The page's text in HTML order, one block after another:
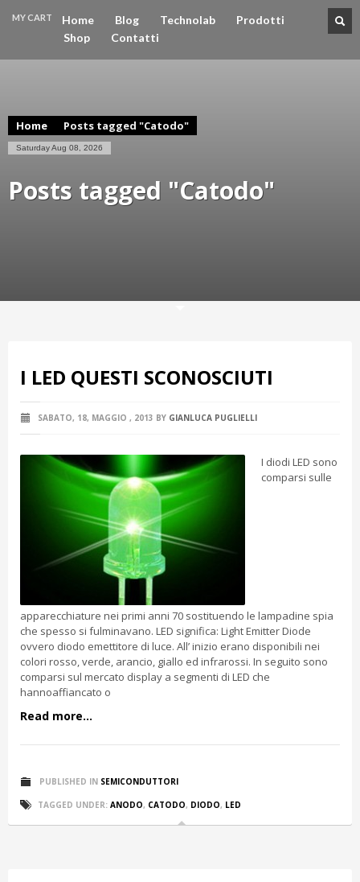
MY CART
€0 CHECKOUT
Home Blog Technolab
Prodotti
Shop
Contatti
Home Posts tagged "Catodo"
Saturday Aug 08, 2026
Posts tagged "Catodo"
I LED QUESTI SCONOSCIUTI
SABATO, 18, MAGGIO , 2013 BY GIANLUCA PUGLIELLI
I diodi LED sono
comparsi sulle
apparecchiature nei primi anni 70 sostituendo le lampadine spia
che spesso si fulminavano. LED significa: Light Emitter Diode
ovvero diodo emettitore di luce. All’ inizio erano disponibili nei
colori rosso, verde, arancio, giallo ed infrarossi. In seguito sono
comparsi sul mercato display a segmenti di LED che
hannoaffiancato o
Read more...
PUBLISHED IN SEMICONDUTTORI
TAGGED UNDER: ANODO, CATODO, DIODO, LED